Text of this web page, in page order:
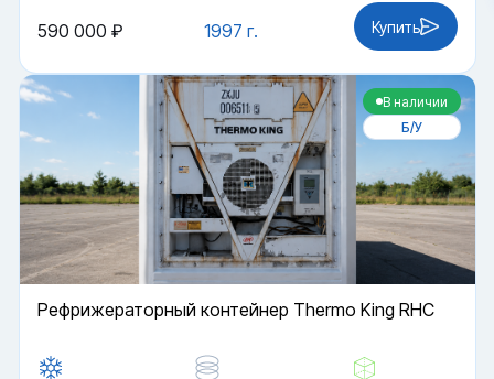
1997 г.
590 000 ₽ Купить
В наличии
Б/У
Рефрижераторный контейнер Thermo King RHC